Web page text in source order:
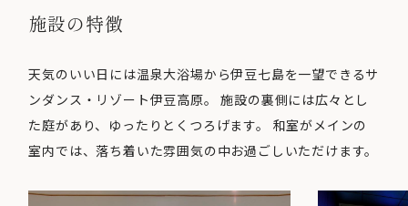
施設の特徴
天気のいい日には温泉大浴場から伊豆七島を一望できるサ
ンダンス・リゾート伊豆高原。 施設の裏側には広々とし
た庭があり、ゆったりとくつろげます。 和室がメインの
室内では、落ち着いた雰囲気の中お過ごしいただけます。